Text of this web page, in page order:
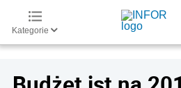
Kategorie